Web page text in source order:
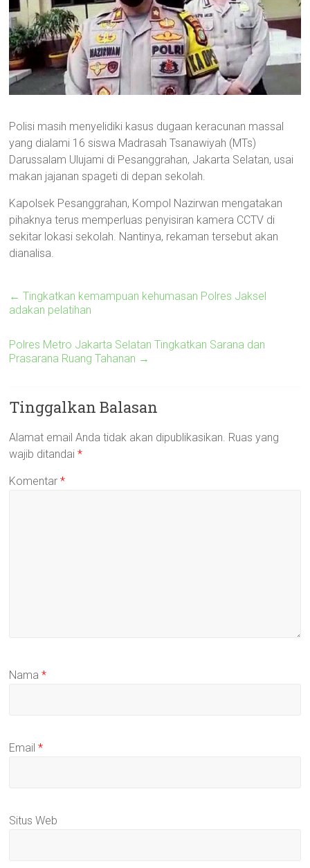
Polisi masih menyelidiki kasus dugaan keracunan massal
yang dialami 16 siswa Madrasah Tsanawiyah (MTs)
Darussalam Ulujami di Pesanggrahan, Jakarta Selatan, usai
makan jajanan spageti di depan sekolah.
Kapolsek Pesanggrahan, Kompol Nazirwan mengatakan
pihaknya terus memperluas penyisiran kamera CCTV di
sekitar lokasi sekolah. Nantinya, rekaman tersebut akan
dianalisa.
← Tingkatkan kemampuan kehumasan Polres Jaksel
adakan pelatihan
Polres Metro Jakarta Selatan Tingkatkan Sarana dan
Prasarana Ruang Tahanan →
Tinggalkan Balasan
Alamat email Anda tidak akan dipublikasikan. Ruas yang
wajib ditandai*
Komentar*
Nama*
Email*
Situs Web